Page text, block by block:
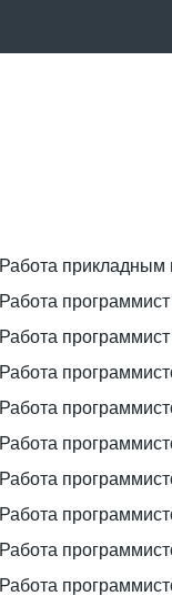
Работа прикладным
Работа программист
Работа
Работа
Работа
Работа
Работа
Работа
Работа
Работа